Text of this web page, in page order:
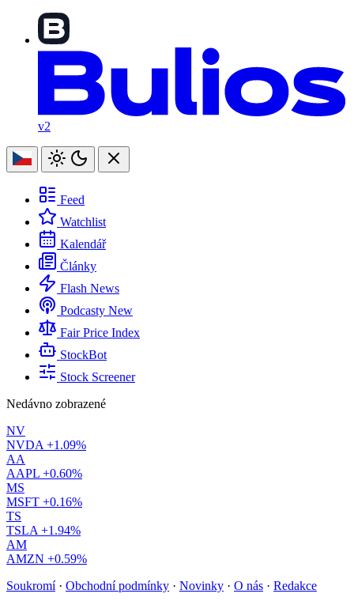
v2
Feed
Watchlist
Kalendář
Články
Flash News
Podcasty New
Fair Price Index
StockBot
Stock Screener
Nedávno zobrazené
NV
NVDA +1.09%
AA
AAPL +0.60%
MS
MSFT +0.16%
TS
TSLA +1.94%
AM
AMZN +0.59%
Soukromí · Obchodní podmínky · Novinky · O nás · Redakce